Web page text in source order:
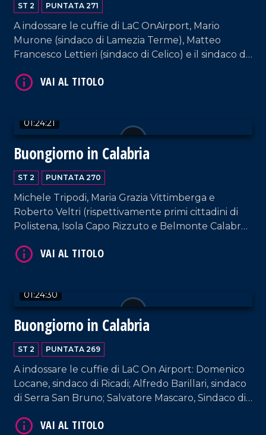
ST 2 PUNTATA 271
A indossare le cuffie di LaC OnAirport, Mario
Murone (sindaco di Lamezia Terme), Matteo
Francesco Lettieri (sindaco di Celico) e il sindaco di
Iacino e Ugo Floro.
01:24:21
Buongiorno in Calabria
ST 2 PUNTATA 270
Michele Tripodi, Maria Grazia Vittimberga e
Roberto Veltri (rispettivamente primi cittadini di
Polistena, Isola Capo Rizzuto e Belmonte Calabro)
cura di Adelia Iacino e Ugo Floro.
01:24:30
Buongiorno in Calabria
ST 2 PUNTATA 269
A indossare le cuffie di LaC On Airport: Domenico
Locane, sindaco di Ricadi; Alfredo Barillari, sindaco
di Serra San Bruno; Salvatore Mascaro, Sindaco di
Floro.
VAI AL TITOLO